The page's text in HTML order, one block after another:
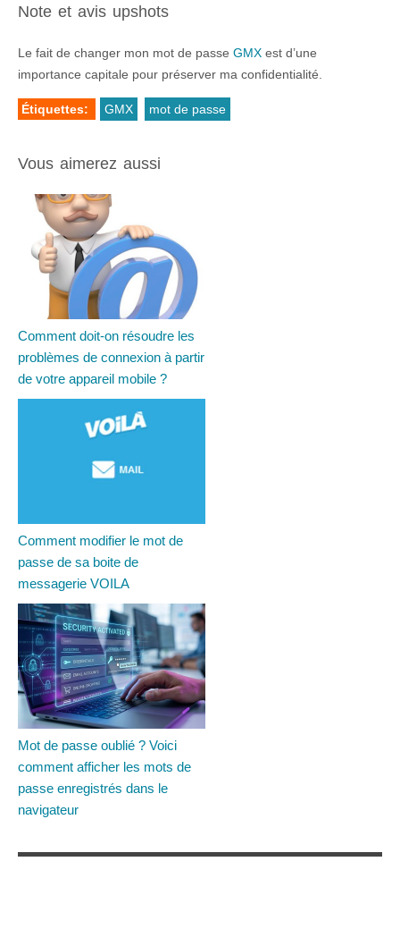
Note et avis upshots
Le fait de changer mon mot de passe GMX est d’une
importance capitale pour préserver ma confidentialité.
Étiquettes: GMX mot de passe
Vous aimerez aussi
Comment doit-on résoudre les
problèmes de connexion à partir
de votre appareil mobile ?
Comment modifier le mot de
passe de sa boite de
messagerie VOILA
Mot de passe oublié ? Voici
comment afficher les mots de
passe enregistrés dans le
navigateur